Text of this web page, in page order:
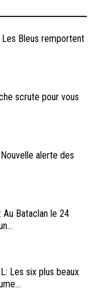
Les Bleus remportent
scrute pour vous
alerte des
Au Bataclan le 24
Les six plus beaux